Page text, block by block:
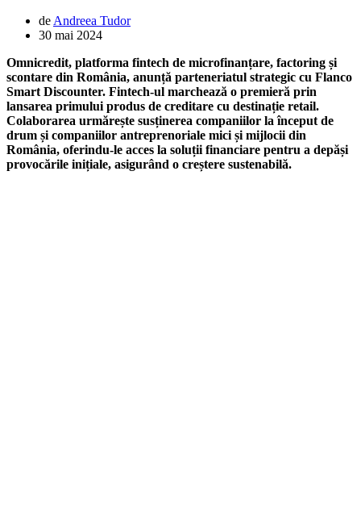
de Andreea Tudor
30 mai 2024
Omnicredit, platforma fintech de microfinanțare, factoring și
scontare din România, anunță parteneriatul strategic cu Flanco
Smart Discounter. Fintech-ul marchează o premieră prin
lansarea primului produs de creditare cu destinație retail.
Colaborarea urmărește susținerea companiilor la început de
drum și companiilor antreprenoriale mici și mijlocii din
România, oferindu-le acces la soluții financiare pentru a depăși
provocările inițiale, asigurând o creștere sustenabilă.